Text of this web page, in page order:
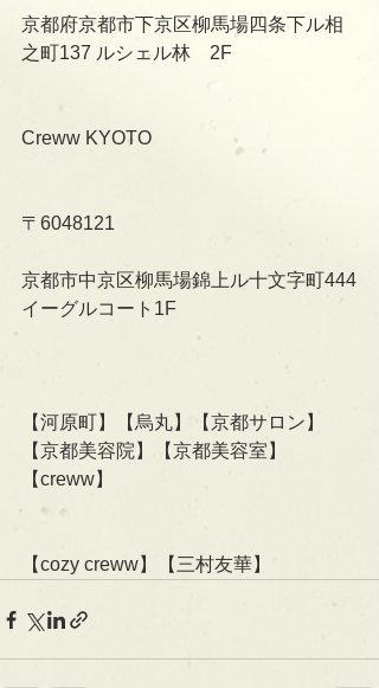
京都府京都市下京区柳馬場四条下ル相
之町137 ルシェル林　2F
Creww KYOTO
〒6048121
京都市中京区柳馬場錦上ル十文字町444
イーグルコート1F
【河原町】【烏丸】【京都サロン】
【京都美容院】【京都美容室】
【creww】
【cozy creww】【三村友華】